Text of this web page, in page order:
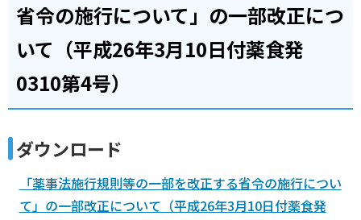
省令の施行について」の一部改正につ
いて（平成26年3月10日付薬食発
0310第4号）
ダウンロード
「薬事法施行規則等の一部を改正する省令の施行につい
て」の一部改正について（平成26年3月10日付薬食発